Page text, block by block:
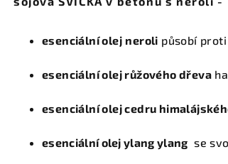
esenciální olej neroli působí
esenciální olej růžového dřeva
esenciální olej cedru
esenciální olej ylang ylang se